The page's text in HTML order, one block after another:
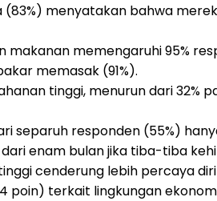
menyatakan bahwa
memengaruhi 95%
memasak (91%).
tinggi, menurun dari 32%
separuh responden (55%)
enam bulan jika tiba-tiba
cenderung lebih percaya
poin) terkait lingkungan